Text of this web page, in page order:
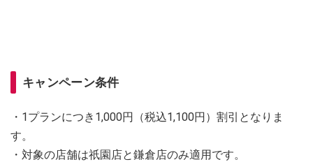
キャンペーン条件
・1プランにつき1,000円（税込1,100円）割引となりま
す。
・対象の店舗は祇園店と鎌倉店のみ適用です。